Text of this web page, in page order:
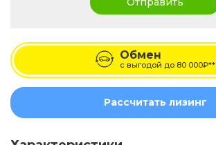
Обмен
с выгодой до 80 000₽**
Рассчитать лизинг